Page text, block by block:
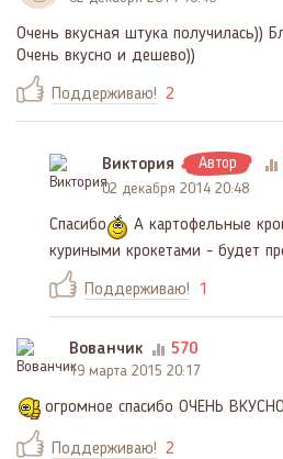
Очень вкусная штука получилась))
Очень вкусно и дешево))
Поддерживаю! 2
Виктория Автор
02 декабря 2014 20:48
Спасибо
А картофельные
куриными крокетами - будет
Поддерживаю! 1
Вованчик 570
19 марта 2015 20:17
огромное спасибо ОЧЕНЬ ВКУСНО
Поддерживаю! 2